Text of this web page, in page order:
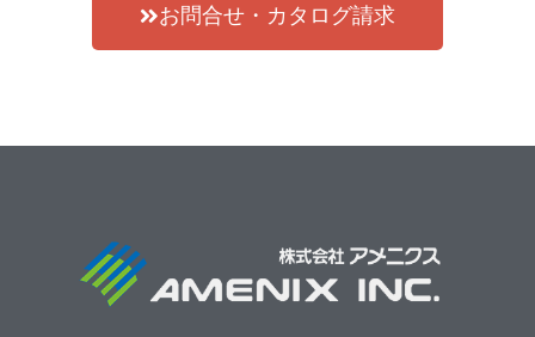
お問合せ・カタログ請求